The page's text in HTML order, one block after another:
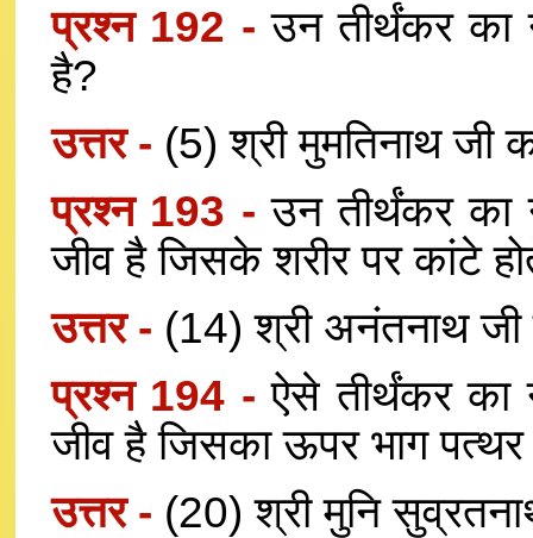
प्रश्न 192 -उन तीर्थंकर का
है?
उत्तर - (5) श्री मुमतिनाथ जी
प्रश्न 193 -उन तीर्थंकर का
जीव है जिसके शरीर पर कांटे
उत्तर - (14) श्री अनंतनाथ
प्रश्न 194 -ऐसे तीर्थंकर का
जीव है जिसका ऊपर भाग
उत्तर - (20) श्री मुनि